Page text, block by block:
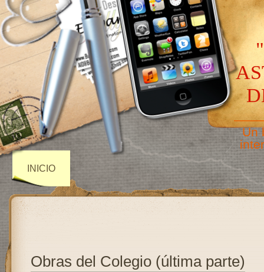
Un
INICIO
Obras del Colegio (última parte)